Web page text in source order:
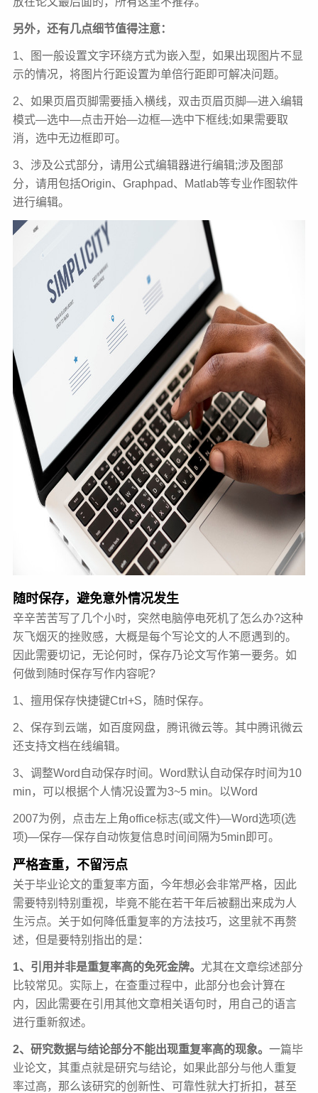
另外，还有几点细节值得注意：
1、图一般设置文字环绕方式为嵌入型，如果出现图片不显
示的情况，将图片行距设置为单倍行距即可解决问题。
2、如果页眉页脚需要插入横线，双击页眉页脚—进入编辑
模式—选中—点击开始—边框—选中下框线;如果需要取
消，选中无边框即可。
3、涉及公式部分，请用公式编辑器进行编辑;涉及图部
分，请用包括Origin、Graphpad、Matlab等专业作图软件
进行编辑。
随时保存，避免意外情况发生
辛辛苦苦写了几个小时，突然电脑停电死机了怎么办?这种
灰飞烟灭的挫败感，大概是每个写论文的人不愿遇到的。
因此需要切记，无论何时，保存乃论文写作第一要务。如
何做到随时保存写作内容呢?
1、擅用保存快捷键Ctrl+S，随时保存。
2、保存到云端，如百度网盘，腾讯微云等。其中腾讯微云
还支持文档在线编辑。
3、调整Word自动保存时间。Word默认自动保存时间为10
min，可以根据个人情况设置为3~5 min。以Word
2007为例，点击左上角office标志(或文件)—Word选项(选
项)—保存—保存自动恢复信息时间间隔为5min即可。
严格查重，不留污点
关于毕业论文的重复率方面，今年想必会非常严格，因此
需要特别特别重视，毕竟不能在若干年后被翻出来成为人
生污点。关于如何降低重复率的方法技巧，这里就不再赘
述，但是要特别指出的是：
1、引用并非是重复率高的免死金牌。 尤其在文章综述部分
比较常见。实际上，在查重过程中，此部分也会计算在
内，因此需要在引用其他文章相关语句时，用自己的语言
进行重新叙述。
2、研究数据与结论部分不能出现重复率高的现象。 一篇毕
业论文，其重点就是研究与结论，如果此部分与他人重复
率过高，那么该研究的创新性、可靠性就大打折扣，甚至